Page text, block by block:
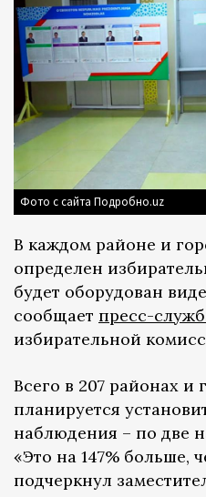
Фото с сайта Подробно.uz
В каждом районе и
определен
будет оборудован
сообщает пресс-
избирательной
Всего в 207 районах и
планируется
наблюдения – по две
«Это на 147% больше,
подчеркнул